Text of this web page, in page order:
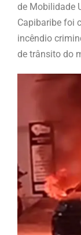
de Mobilidade
Capibaribe foi
incêndio
de trânsito do